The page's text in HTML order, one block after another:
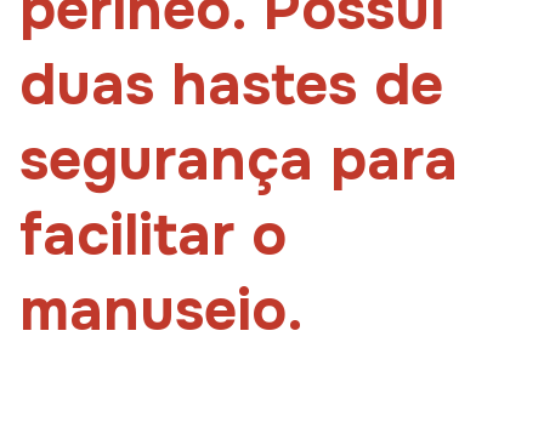
duas hastes de
segurança para
facilitar o
manuseio.